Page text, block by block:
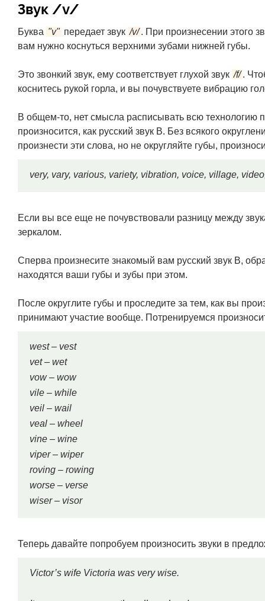
Звук /v/
Буква "v" передает звук /v/ . При произнесении этого
вам нужно коснуться верхними зубами нижней губы.
Это звонкий звук, ему соответствует глухой звук /f/ .
коснитесь рукой горла, и вы почувствуете вибрацию
В общем-то, нет смысла расписывать всю технологию
произносится, как русский звук В. Без всякого
произнести эти слова, но не округляйте губы,
very, vary, various, variety, vibration, voice, village,
Если вы все еще не почувствовали разницу между
зеркалом.
Сперва произнесите знакомый вам русский звук В,
находятся ваши губы и зубы при этом.
После округлите губы и проследите за тем, как вы
принимают участие вообще. Потренируемся
west – vest
vet – wet
vow – wow
vile – while
veil – wail
veal – wheel
vine – wine
viper – wiper
roving – rowing
worse – verse
wiser – visor
Теперь давайте попробуем произносить звуки в
Victor’s wife Victoria was very wise.